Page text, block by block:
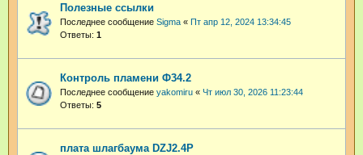
Полезные ссылки
Последнее сообщение Sigma « Пт апр 12, 2024 13:34:45
Ответы: 1
Контроль пламени Ф34.2
Последнее сообщение yakomiru « Чт июл 30, 2026 11:23:44
Ответы: 5
плата шлагбаума DZJ2.4P